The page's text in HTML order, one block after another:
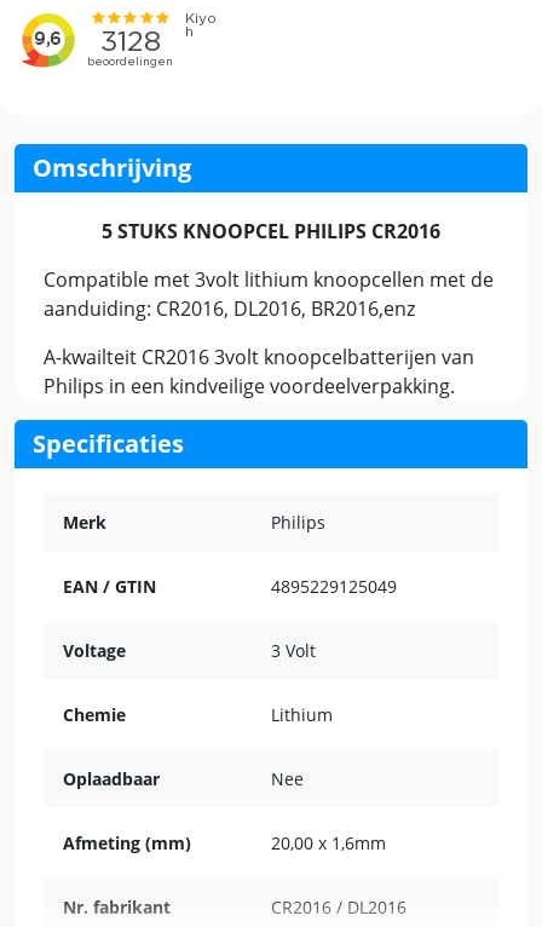
Omschrijving
5 STUKS KNOOPCEL PHILIPS CR2016
Compatible met 3volt lithium knoopcellen met de
aanduiding: CR2016, DL2016, BR2016,enz
A-kwailteit CR2016 3volt knoopcelbatterijen van
Philips in een kindveilige voordeelverpakking.
Specificaties
Merk Philips
EAN / GTIN 4895229125049
Voltage 3 Volt
Chemie Lithium
Oplaadbaar Nee
Afmeting (mm) 20,00 x 1,6mm
Nr. fabrikant CR2016 / DL2016